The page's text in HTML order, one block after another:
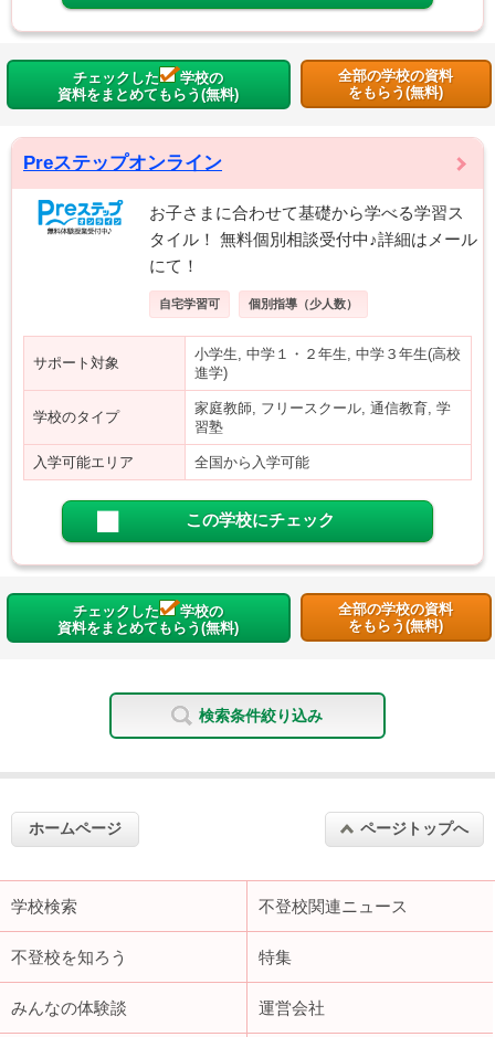
チェックした
学校の
資料をまとめてもらう(無料)
全部の学校の資料
をもらう(無料)
Preステップオンライン
お子さまに合わせて基礎から学べる学習ス
タイル！ 無料個別相談受付中♪詳細はメール
にて！
自宅学習可 個別指導（少人数）
サポート対象
小学生, 中学１・２年生, 中学３年生(高校
進学)
学校のタイプ
家庭教師, フリースクール, 通信教育, 学
習塾
入学可能エリア 全国から入学可能
この学校にチェック
チェックした
学校の
資料をまとめてもらう(無料)
全部の学校の資料
をもらう(無料)
検索条件絞り込み
ホームページ ページトップへ
学校検索 不登校関連ニュース
不登校を知ろう 特集
みんなの体験談 運営会社